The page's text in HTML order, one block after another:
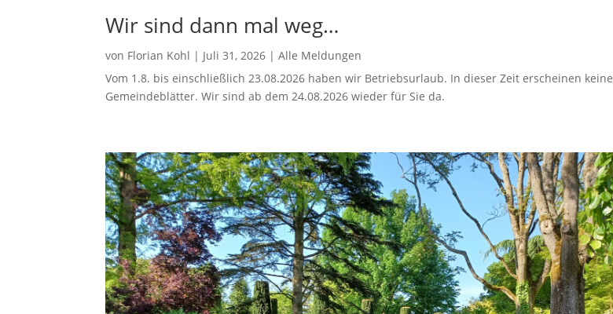
Wir sind dann mal weg…
von Florian Kohl | Juli 31, 2026 |Alle Meldungen
Vom 1.8. bis einschließlich 23.08.2026 haben wir Betriebsurlaub. In dieser Zeit erscheinen keine
Gemeindeblätter. Wir sind ab dem 24.08.2026 wieder für Sie da.